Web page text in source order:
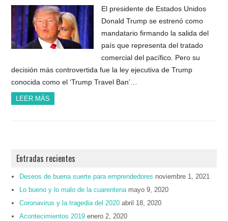
El presidente de Estados Unidos
Donald Trump se estrenó como
mandatario firmando la salida del
país que representa del tratado
comercial del pacífico. Pero su
decisión más controvertida fue la ley ejecutiva de Trump
conocida como el ‘Trump Travel Ban’…
LEER MÁS
Entradas recientes
Deseos de buena suerte para emprendedores noviembre 1, 2021
Lo bueno y lo malo de la cuarentena mayo 9, 2020
Coronavirus y la tragedia del 2020 abril 18, 2020
Acontecimientos 2019 enero 2, 2020